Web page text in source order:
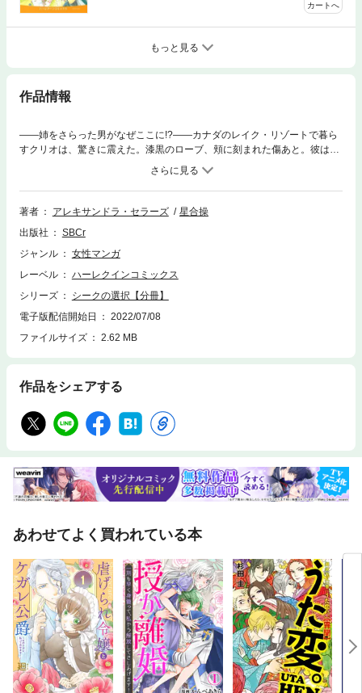
カートへ
もっと見る
作品情報
――姉をさらった男がなぜここに!?――カナダのレイク・リゾートで暮ら
すクリオは、驚きに震えた。漆黒のローブ、頬に刻まれた傷あと。彼はか
つてクリオの姉ザーラをさらい、幽閉した、恐ろしい盗賊だった男、ジャ
ラル。生き方も価値観も、住む世界も違う、目的も知れぬ男性…。それな
のに、クリオの心は彼の揺るがない威厳に熱く惹きつけられていき…!?
著者
アレキサンドラ・セラーズ
星合操
出版社
SBCr
ジャンル
女性マンガ
レーベル
ハーレクインコミックス
シリーズ
シークの選択【分冊】
電子版配信開始日
2022/07/08
ファイルサイズ
2.62 MB
作品をシェアする
あわせてよく買われている本